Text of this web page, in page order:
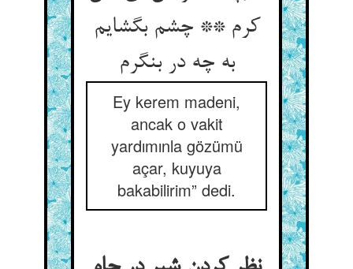
کرم ** چشم بگشایم
به چه در بنگرم‌‌
Ey kerem madeni,
ancak o vakit
yardımınla gözümü
açar, kuyuya
bakabilirim” dedi.